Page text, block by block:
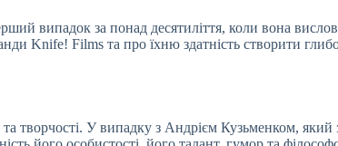
випадок за понад десятиліття, коли вона
Knife! Films та про їхню здатність створити
творчості. У випадку з Андрієм Кузьменком,